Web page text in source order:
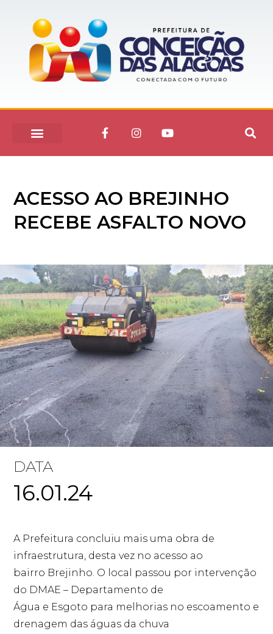
ACESSO AO BREJINHO
RECEBE ASFALTO NOVO
DATA
16.01.24
A Prefeitura concluiu mais uma obra de
infraestrutura, desta vez no acesso ao
bairro Brejinho. O local passou por intervenção
do DMAE – Departamento de
Água e Esgoto para melhorias no escoamento e
drenagem das águas da chuva